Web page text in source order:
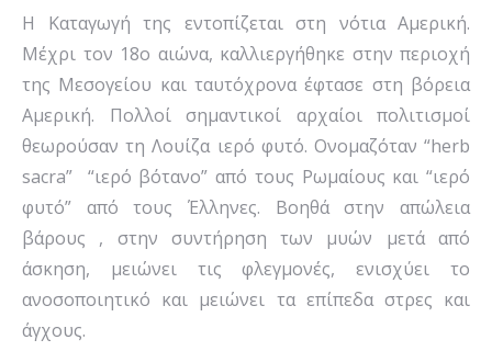
Η Καταγωγή της εντοπίζεται στη νότια Αμερική.
Μέχρι τον 18ο αιώνα, καλλιεργήθηκε στην περιοχή
της Μεσογείου και ταυτόχρονα έφτασε στη βόρεια
Αμερική. Πολλοί σημαντικοί αρχαίοι πολιτισμοί
θεωρούσαν τη Λουίζα ιερό φυτό. Ονομαζόταν “herb
sacra” “ιερό βότανο” από τους Ρωμαίους και “ιερό
φυτό” από τους Έλληνες. Βοηθά στην απώλεια
βάρους , στην συντήρηση των μυών μετά από
άσκηση, μειώνει τις φλεγμονές, ενισχύει το
ανοσοποιητικό και μειώνει τα επίπεδα στρες και
άγχους.